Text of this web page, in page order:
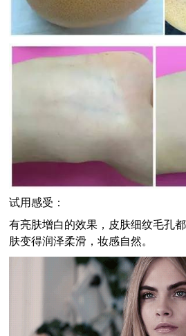
试用感受：
有亮肤增白的效果，皮肤细纹毛孔
肤变得润泽柔滑，妆感自然。